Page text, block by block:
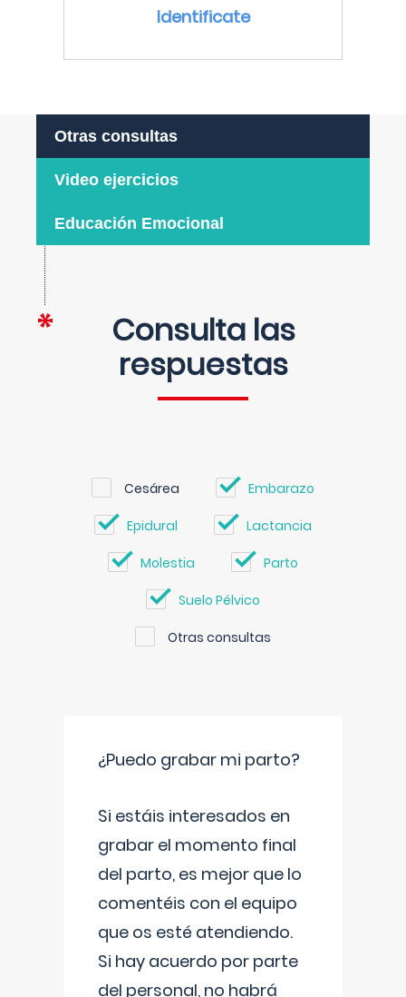
Identificate
Otras consultas
Video ejercicios
Educación Emocional
Consulta las
respuestas
Cesárea Embarazo
Epidural Lactancia
Molestia Parto
Suelo Pélvico
Otras consultas
¿Puedo grabar mi parto?
Si estáis interesados en
grabar el momento final
del parto, es mejor que lo
comentéis con el equipo
que os esté atendiendo.
Si hay acuerdo por parte
del personal, no habrá